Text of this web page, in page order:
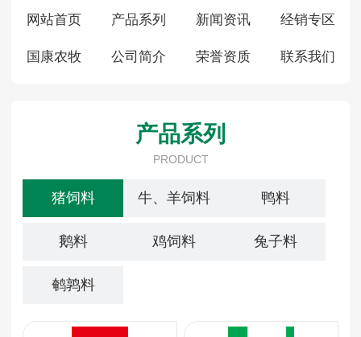
网站首页 产品系列 新闻资讯 经销专区
国康农牧 公司简介 荣誉资质 联系我们
产品系列
PRODUCT
猪饲料 牛、羊饲料 鸭料
鹅料 鸡饲料 兔子料
鹌鹑料